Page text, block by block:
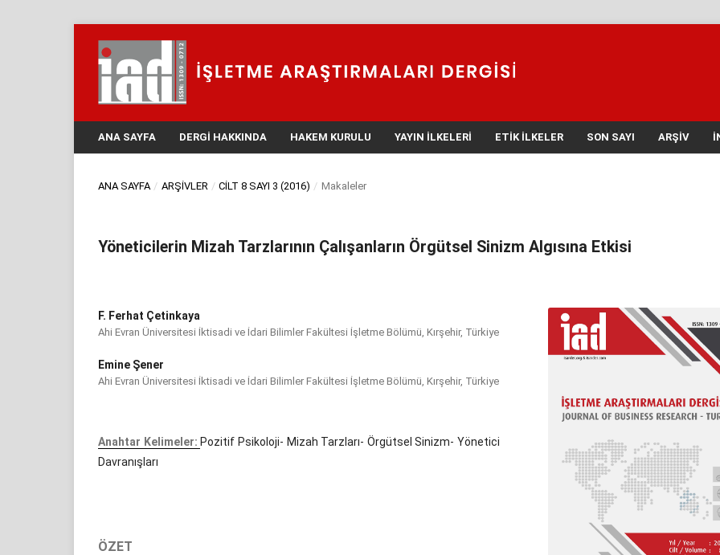
ANA SAYFA DERGI HAKKINDA HAKEM KURULU YAYIN İLKELERI ETIK İLKELER SON SAYI ARŞIV
ANA SAYFA / ARŞIVLER / CILT 8 SAYI 3 (2016) / Makaleler
Yöneticilerin Mizah Tarzlarının Çalışanların Örgütsel Sinizm Algısına Etkisi
F. Ferhat Çetinkaya
Ahi Evran Üniversitesi İktisadi ve İdari Bilimler Fakültesi İşletme Bölümü, Kırşehir, Türkiye
Emine Şener
Ahi Evran Üniversitesi İktisadi ve İdari Bilimler Fakültesi İşletme Bölümü, Kırşehir, Türkiye
Anahtar Kelimeler: Pozitif Psikoloji- Mizah Tarzları- Örgütsel Sinizm- Yönetici
Davranışları
ÖZET